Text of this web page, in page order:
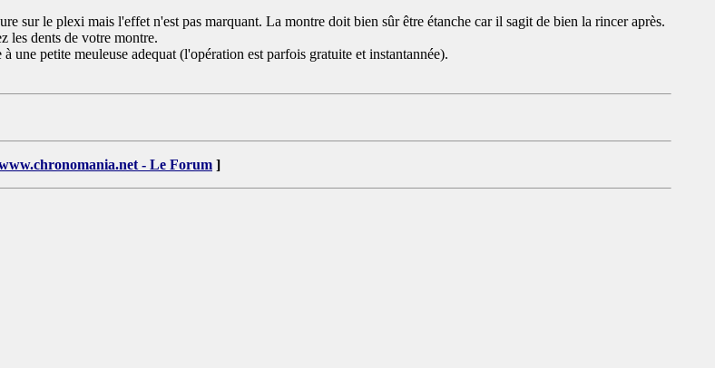
sur le plexi mais l'effet n'est pas marquant. La montre doit bien sûr être étanche car il sagit de bien la rincer après.
les dents de votre montre.
petite meuleuse adequat (l'opération est parfois gratuite et instantannée).
- Le Forum ]